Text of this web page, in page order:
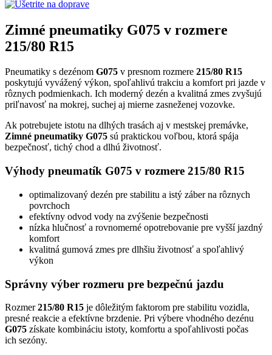
Zimné pneumatiky G075 v rozmere
215/80 R15
Pneumatiky s dezénom G075 v presnom rozmere 215/80 R15
poskytujú vyvážený výkon, spoľahlivú trakciu a komfort pri jazde v
rôznych podmienkach. Ich moderný dezén a kvalitná zmes zvyšujú
priľnavosť na mokrej, suchej aj mierne zasneženej vozovke.
Ak potrebujete istotu na dlhých trasách aj v mestskej premávke,
Zimné pneumatiky G075 sú praktickou voľbou, ktorá spája
bezpečnosť, tichý chod a dlhú životnosť.
Výhody pneumatík G075 v rozmere 215/80 R15
optimalizovaný dezén pre stabilitu a istý záber na rôznych
povrchoch
efektívny odvod vody na zvýšenie bezpečnosti
nízka hlučnosť a rovnomerné opotrebovanie pre vyšší jazdný
komfort
kvalitná gumová zmes pre dlhšiu životnosť a spoľahlivý
výkon
Správny výber rozmeru pre bezpečnú jazdu
Rozmer215/80 R15 je dôležitým faktorom pre stabilitu vozidla,
presné reakcie a efektívne brzdenie. Pri výbere vhodného dezénu
G075 získate kombináciu istoty, komfortu a spoľahlivosti počas
ich sezóny.